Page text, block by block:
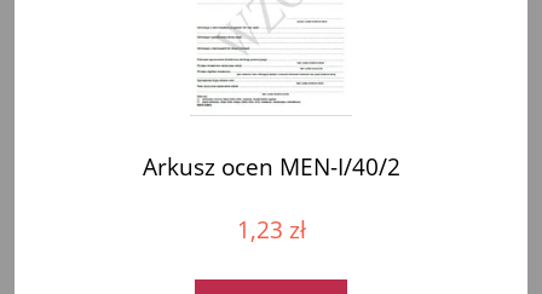
Arkusz ocen MEN-I/40/2
1,23 zł